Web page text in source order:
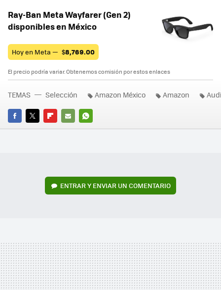
Ray-Ban Meta Wayfarer (Gen 2)
disponibles en México
Hoy en Meta — $8,769.00
El precio podría variar. Obtenemos comisión por estos enlaces
FACEBOOK
TWITTERFLIPBOARD
E-
WHATSAPP
TEMAS Selección Amazon México Amazon
ENTRAR Y ENVIAR UN COMENTARIO